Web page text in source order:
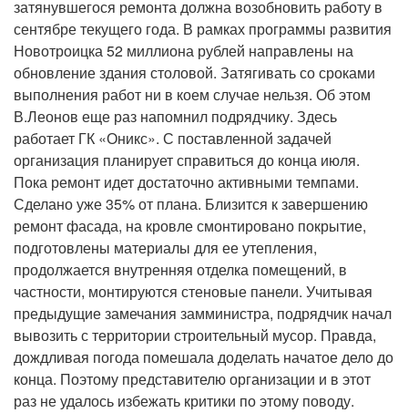
затянувшегося ремонта должна возобновить работу в
сентябре текущего года. В рамках программы развития
Новотроицка 52 миллиона рублей направлены на
обновление здания столовой. Затягивать со сроками
выполнения работ ни в коем случае нельзя. Об этом
В.Леонов еще раз напомнил подрядчику. Здесь
работает ГК «Оникс». С поставленной задачей
организация планирует справиться до конца июля.
Пока ремонт идет достаточно активными темпами.
Сделано уже 35% от плана. Близится к завершению
ремонт фасада, на кровле смонтировано покрытие,
подготовлены материалы для ее утепления,
продолжается внутренняя отделка помещений, в
частности, монтируются стеновые панели. Учитывая
предыдущие замечания замминистра, подрядчик начал
вывозить с территории строительный мусор. Правда,
дождливая погода помешала доделать начатое дело до
конца. Поэтому представителю организации и в этот
раз не удалось избежать критики по этому поводу.